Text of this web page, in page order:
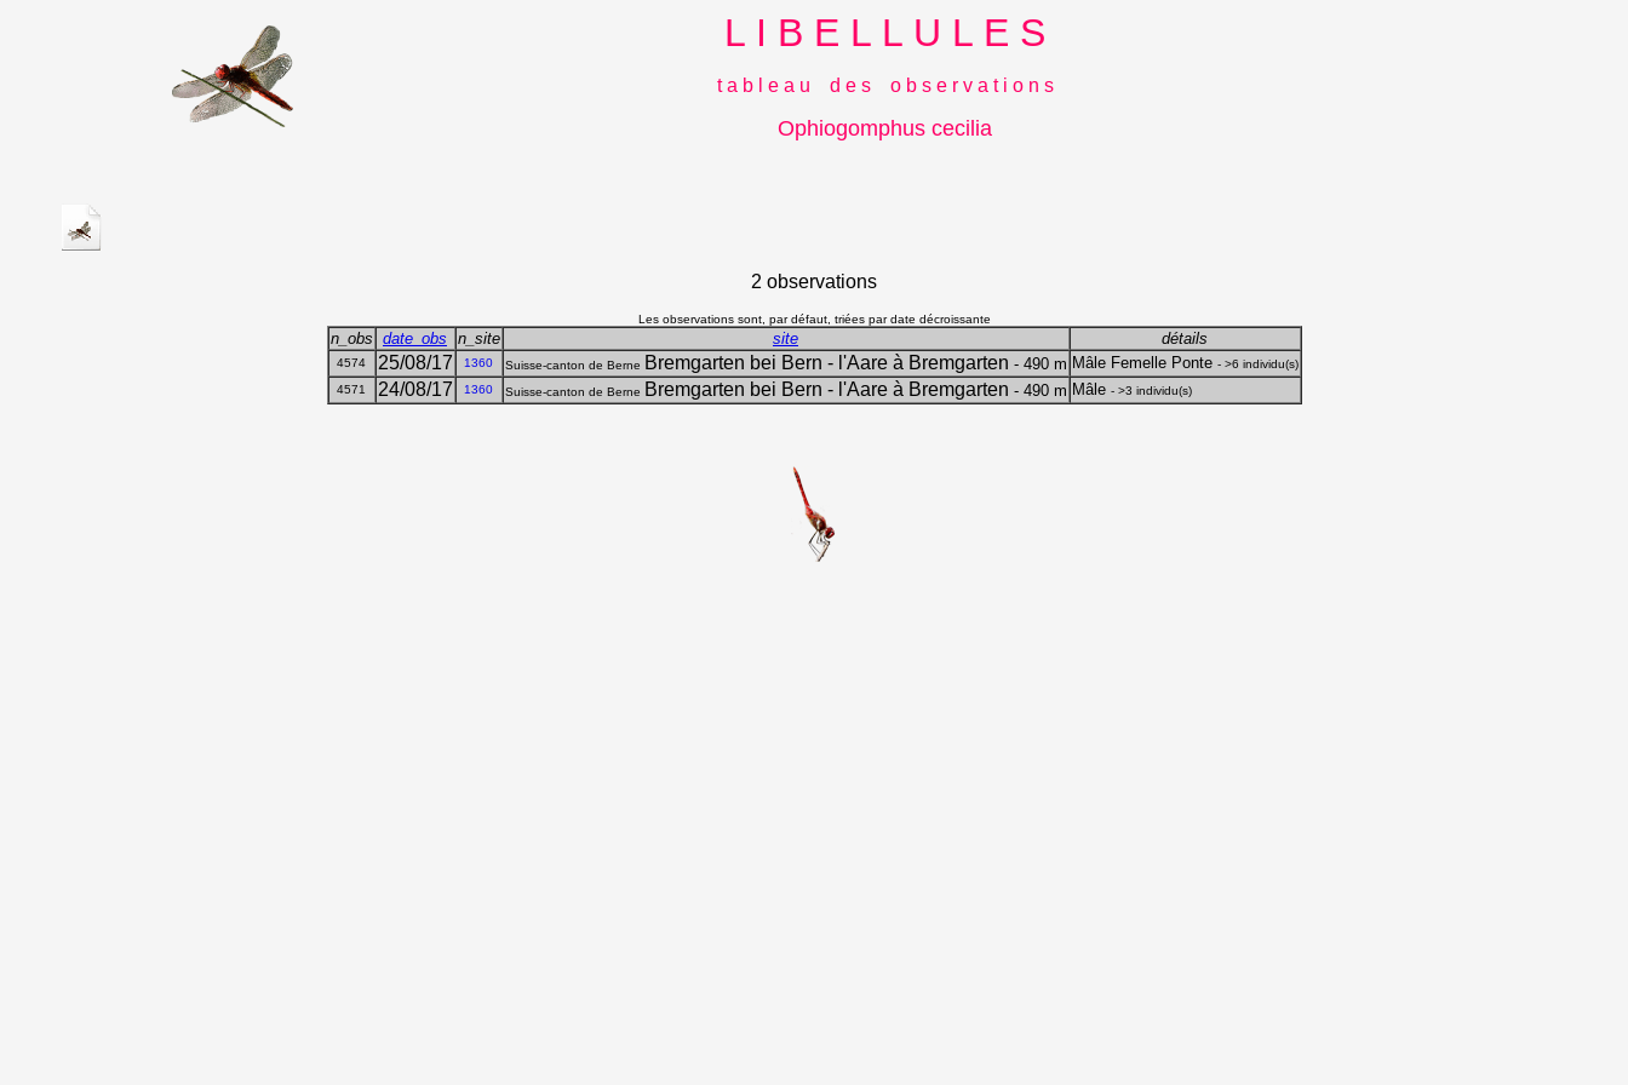
L I B E L L U L E S
t a b l e a u d e s o b s e r v a t i o n s
Ophiogomphus cecilia
2 observations
Les observations sont, par défaut, triées par date décroissante
n_obs date_obs n_site site détails
4574 25/08/17 1360 Suisse-canton de Berne Bremgarten bei Bern - l'Aare à Bremgarten - 490 m Mâle Femelle Ponte - >6 individu(s)
4571
24/08/17 1360 Suisse-canton de Berne Bremgarten bei Bern - l'Aare à Bremgarten - 490 m Mâle - >3 individu(s)